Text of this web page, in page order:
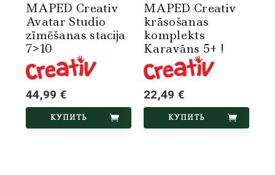
MAPED Creativ
Avatar Studio
zīmēšanas stacija
7>10
44,99 €
КУПИТЬ
MAPED Creativ
krāsošanas
komplekts
Karavāns 5+ !
22,49 €
КУПИТЬ